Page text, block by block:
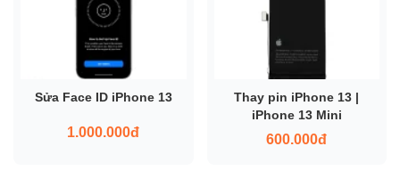
Sửa Face ID iPhone 13
1.000.000đ
Thay pin iPhone 13 |
iPhone 13 Mini
600.000đ